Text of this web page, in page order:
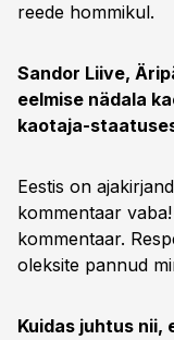
reede hommikul.
Sandor Liive,
eelmise nädala
kaotaja-
Eestis on
kommentaar
kommentaar.
oleksite pannud
Kuidas juhtus